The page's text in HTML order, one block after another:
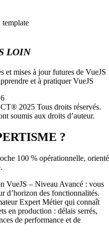
template
LOIN
et mises à jour futures de VueJS
et à pratiquer VueJS
2025 Tous droits réservés.
soumis aux droits d’auteur.
?
100 % opérationnelle,
VueJS – Niveau Avancé : vous
d’horizon des fonctionnalités.
Expert Métier qui connaît
en production : délais serrés,
de performance et de